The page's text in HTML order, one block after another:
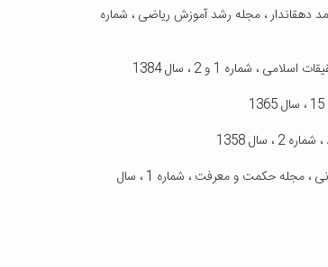
دهقاندار ، مجله رشد آموزش ریاضی ، شماره
11- معرفی کتاب کاشانی نامه - تحقیق در احوال و آثار غیاث الدین جمشید کاشانی ریاضیدان و منجم بزرگ ایرانی ، مجله حکمت و معرفت ، شماره 1 ، سال